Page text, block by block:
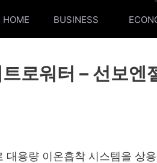
HOME BUSINESS
로워터 – 선보엔
대용량 이온흡착 시스템을 상